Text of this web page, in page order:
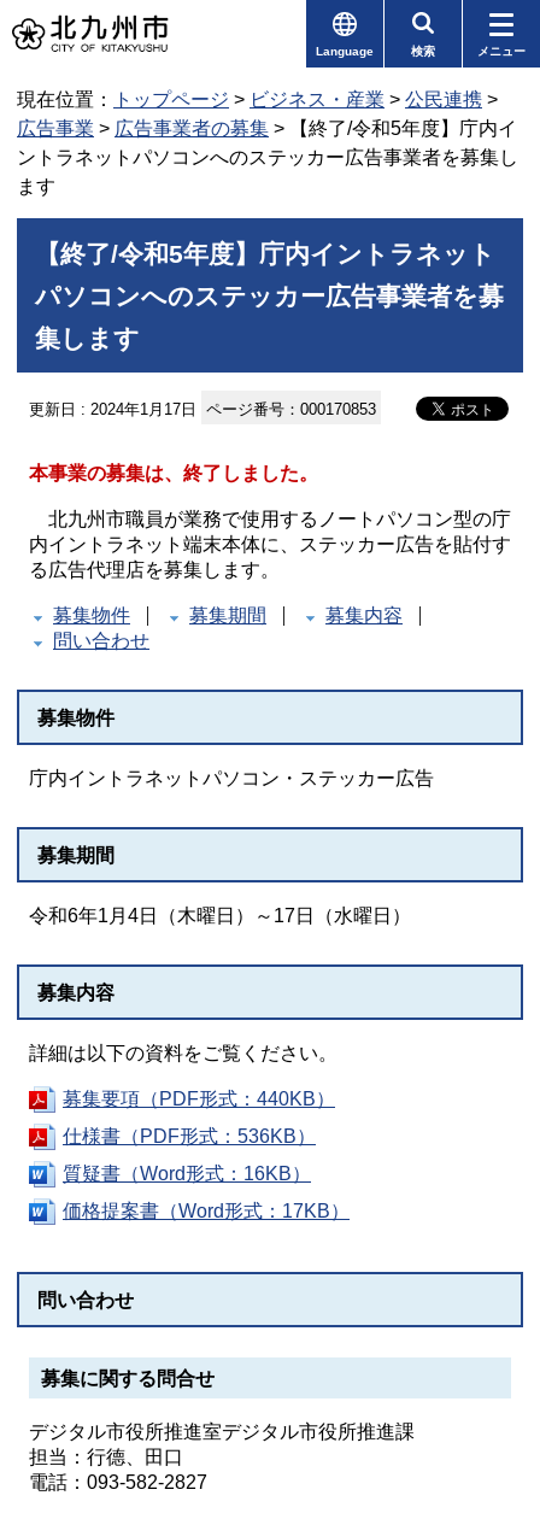
Language 検索 メニュー
現在位置： トップページ > ビジネス・産業 > 公民連携 >
広告事業 > 広告事業者の募集 > 【終了/令和5年度】庁内イ
ントラネットパソコンへのステッカー広告事業者を募集し
ます
【終了/令和5年度】庁内イントラネット
パソコンへのステッカー広告事業者を募
集します
更新日 : 2024年1月17日 ページ番号：000170853
本事業の募集は、終了しました。
北九州市職員が業務で使用するノートパソコン型の庁
内イントラネット端末本体に、ステッカー広告を貼付す
る広告代理店を募集します。
募集物件 募集期間
募集内容
問い合わせ
募集物件
庁内イントラネットパソコン・ステッカー広告
募集期間
令和6年1月4日（木曜日）～17日（水曜日）
募集内容
詳細は以下の資料をご覧ください。
募集要項（PDF形式：440KB）
仕様書（PDF形式：536KB）
質疑書（Word形式：16KB）
価格提案書（Word形式：17KB）
問い合わせ
募集に関する問合せ
デジタル市役所推進室デジタル市役所推進課
担当：行德、田口
電話：093-582-2827